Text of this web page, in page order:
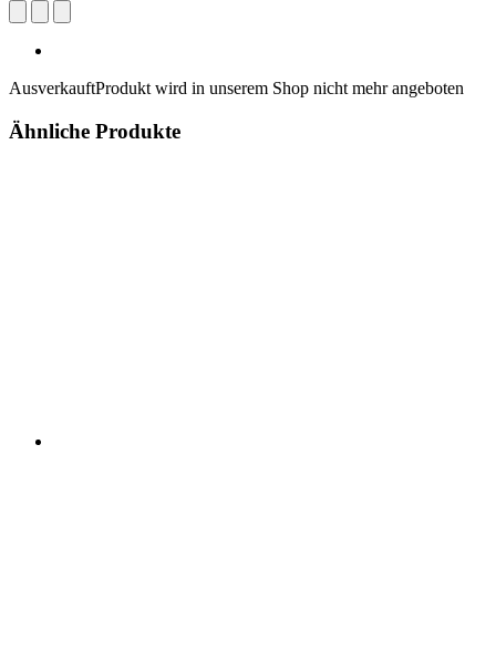
AusverkauftProdukt wird in unserem Shop nicht mehr angeboten
Ähnliche Produkte